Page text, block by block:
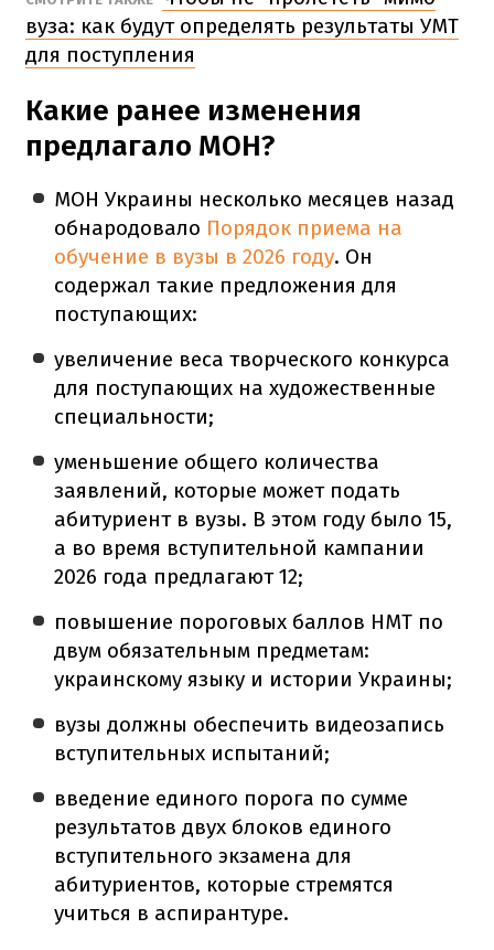
вуза: как будут определять результаты УМТ
для поступления
Какие ранее изменения
предлагало МОН?
МОН Украины несколько месяцев назад
обнародовало Порядок приема на
обучение в вузы в 2026 году. Он
содержал такие предложения для
поступающих:
увеличение веса творческого конкурса
для поступающих на художественные
специальности;
уменьшение общего количества
заявлений, которые может подать
абитуриент в вузы. В этом году было 15,
а во время вступительной кампании
2026 года предлагают 12;
повышение пороговых баллов НМТ по
двум обязательным предметам:
украинскому языку и истории Украины;
вузы должны обеспечить видеозапись
вступительных испытаний;
введение единого порога по сумме
результатов двух блоков единого
вступительного экзамена для
абитуриентов, которые стремятся
учиться в аспирантуре.